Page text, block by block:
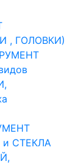
, ГОЛОВКИ)
СТЕКЛА